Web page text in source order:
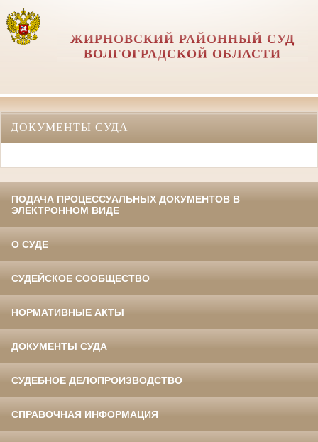
ЖИРНОВСКИЙ РАЙОННЫЙ СУД
ВОЛГОГРАДСКОЙ ОБЛАСТИ
ДОКУМЕНТЫ СУДА
ПОДАЧА ПРОЦЕССУАЛЬНЫХ ДОКУМЕНТОВ В
ЭЛЕКТРОННОМ ВИДЕ
О СУДЕ
СУДЕЙСКОЕ СООБЩЕСТВО
НОРМАТИВНЫЕ АКТЫ
ДОКУМЕНТЫ СУДА
СУДЕБНОЕ ДЕЛОПРОИЗВОДСТВО
СПРАВОЧНАЯ ИНФОРМАЦИЯ